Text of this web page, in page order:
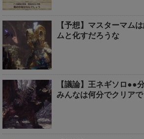
【予想】マスターマム
ムと化すだろうな
【議論】王ネギソロ●●
みんなは何分でクリア